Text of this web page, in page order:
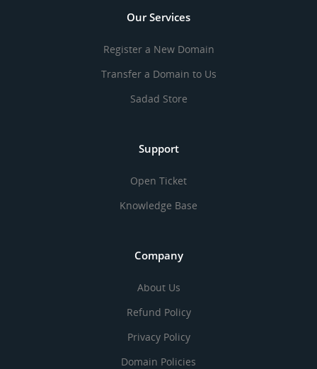
Our Services
Register a New Domain
Transfer a Domain to Us
Sadad Store
Support
Open Ticket
Knowledge Base
Company
About Us
Refund Policy
Privacy Policy
Domain Policies